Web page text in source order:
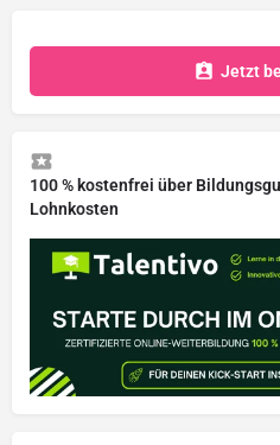
Jetzt
100 % kostenfrei über
Lohnkosten